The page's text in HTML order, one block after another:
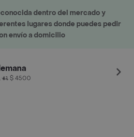
dentro del mercado y
lugares donde puedes pedir
envío a domicilio
• $ 4500